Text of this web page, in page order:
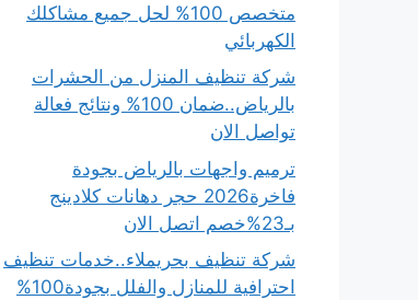
متخصص 100% لحل جميع مشاكلك
الكهربائي
شركة تنظيف المنزل من الحشرات
بالرياض..ضمان 100% ونتائج فعالة
تواصل الان
ترميم واجهات بالرياض بجودة
فاخرة2026 حجر دهانات كلادينج
بـ23%خصم اتصل الان
شركة تنظيف بحريملاء..خدمات تنظيف
احترافية للمنازل والفلل بجودة100%